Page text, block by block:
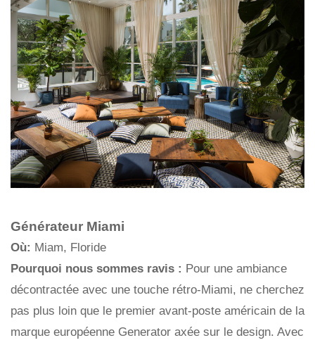
Générateur Miami
Où: Miam, Floride
Pourquoi nous sommes ravis : Pour une ambiance
décontractée avec une touche rétro-Miami, ne cherchez
pas plus loin que le premier avant-poste américain de la
marque européenne Generator axée sur le design. Avec